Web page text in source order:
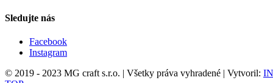
Sledujte nás
Facebook
Instagram
© 2019 - 2023 MG craft s.r.o. | Všetky práva vyhradené | Vytvoril: